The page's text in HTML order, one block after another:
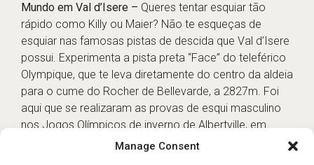
Manage Consent
Mundo em Val d’Isere – Queres tentar esquiar tão
rápido como Killy ou Maier? Não te esqueças de
esquiar nas famosas pistas de descida que Val d’Isere
possui. Experimenta a pista preta “Face” do teleférico
Olympique, que te leva diretamente do centro da aldeia
para o cume do Rocher de Bellevarde, a 2827m. Foi
aqui que se realizaram as provas de esqui masculino
nos Jogos Olímpicos de inverno de Albertville, em
1992. Depois, segue para o outro lado, para La Daille,